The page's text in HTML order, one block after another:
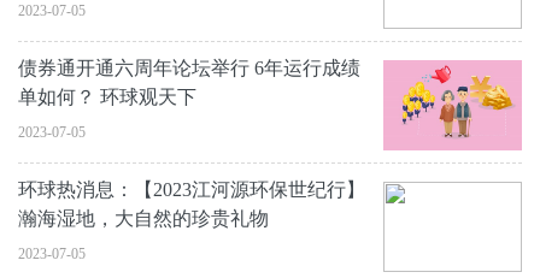
2023-07-05
债券通开通六周年论坛举行 6年运行成绩
单如何？ 环球观天下
2023-07-05
环球热消息：【2023江河源环保世纪行】
瀚海湿地，大自然的珍贵礼物
2023-07-05